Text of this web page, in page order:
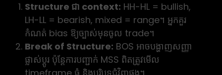
Structure ជា context: HH-HL = bullish,
LH-LL = bearish, mixed = range។ អ្នកគួរ
កំណត់ bias ឱ្យច្បាស់មុនចូល trade។
Break of Structure: BOS អាចបង្ហាញសញ្ញា
ផ្លាស់ប្តូរ ប៉ុន្តែការបញ្ជាក់ MSS ពិតត្រូវមើល